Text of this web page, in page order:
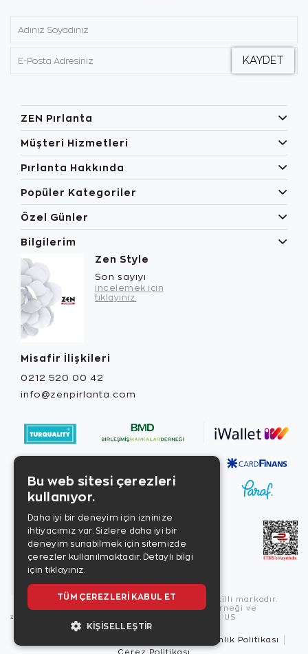
ZEN Pırlanta
Müşteri Hizmetleri
Pırlanta Hakkında
Popüler Kategoriler
Özel Günler
Bilgilerim
Zen Style
Son sayıyı
incelemek için
tıklayınız.
Misafir İlişkileri
0212 520 00 42
info@zenpirlanta.com
Copyright © 2026, Zen Diamond tescilli markadır.
Zen Diamond Birleşmiş Markalar Derneği ve
Turquality Destek Programı üyesidir. US
Güvenlik Politikası
Bu web sitesi çerezleri
kullanıyor.
Daha iyi bir deneyim için izninize
ihtiyacımız var. Sizlere daha iyi bir
deneyim sunabilmek için sitemizde
çerezler kullanılmaktadır. Detaylı bilgi
için tıklayınız.
TÜM ÇEREZLERI KABUL ET
KIŞISELLEŞTIR